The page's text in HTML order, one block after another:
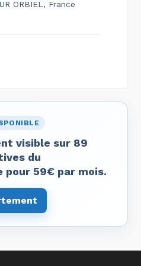
ORBIEL, France
visible sur 89
du
pour 59€ par mois.